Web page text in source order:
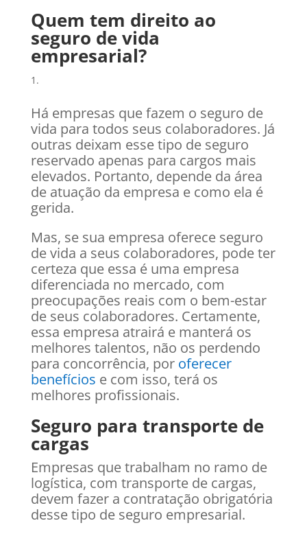
Quem tem direito ao
seguro de vida
empresarial?
Há empresas que fazem o seguro de
vida para todos seus colaboradores. Já
outras deixam esse tipo de seguro
reservado apenas para cargos mais
elevados. Portanto, depende da área
de atuação da empresa e como ela é
gerida.
Mas, se sua empresa oferece seguro
de vida a seus colaboradores, pode ter
certeza que essa é uma empresa
diferenciada no mercado, com
preocupações reais com o bem-estar
de seus colaboradores. Certamente,
essa empresa atrairá e manterá os
melhores talentos, não os perdendo
para concorrência, por oferecer
benefícios e com isso, terá os
melhores profissionais.
Seguro para transporte de
cargas
Empresas que trabalham no ramo de
logística, com transporte de cargas,
devem fazer a contratação obrigatória
desse tipo de seguro empresarial.